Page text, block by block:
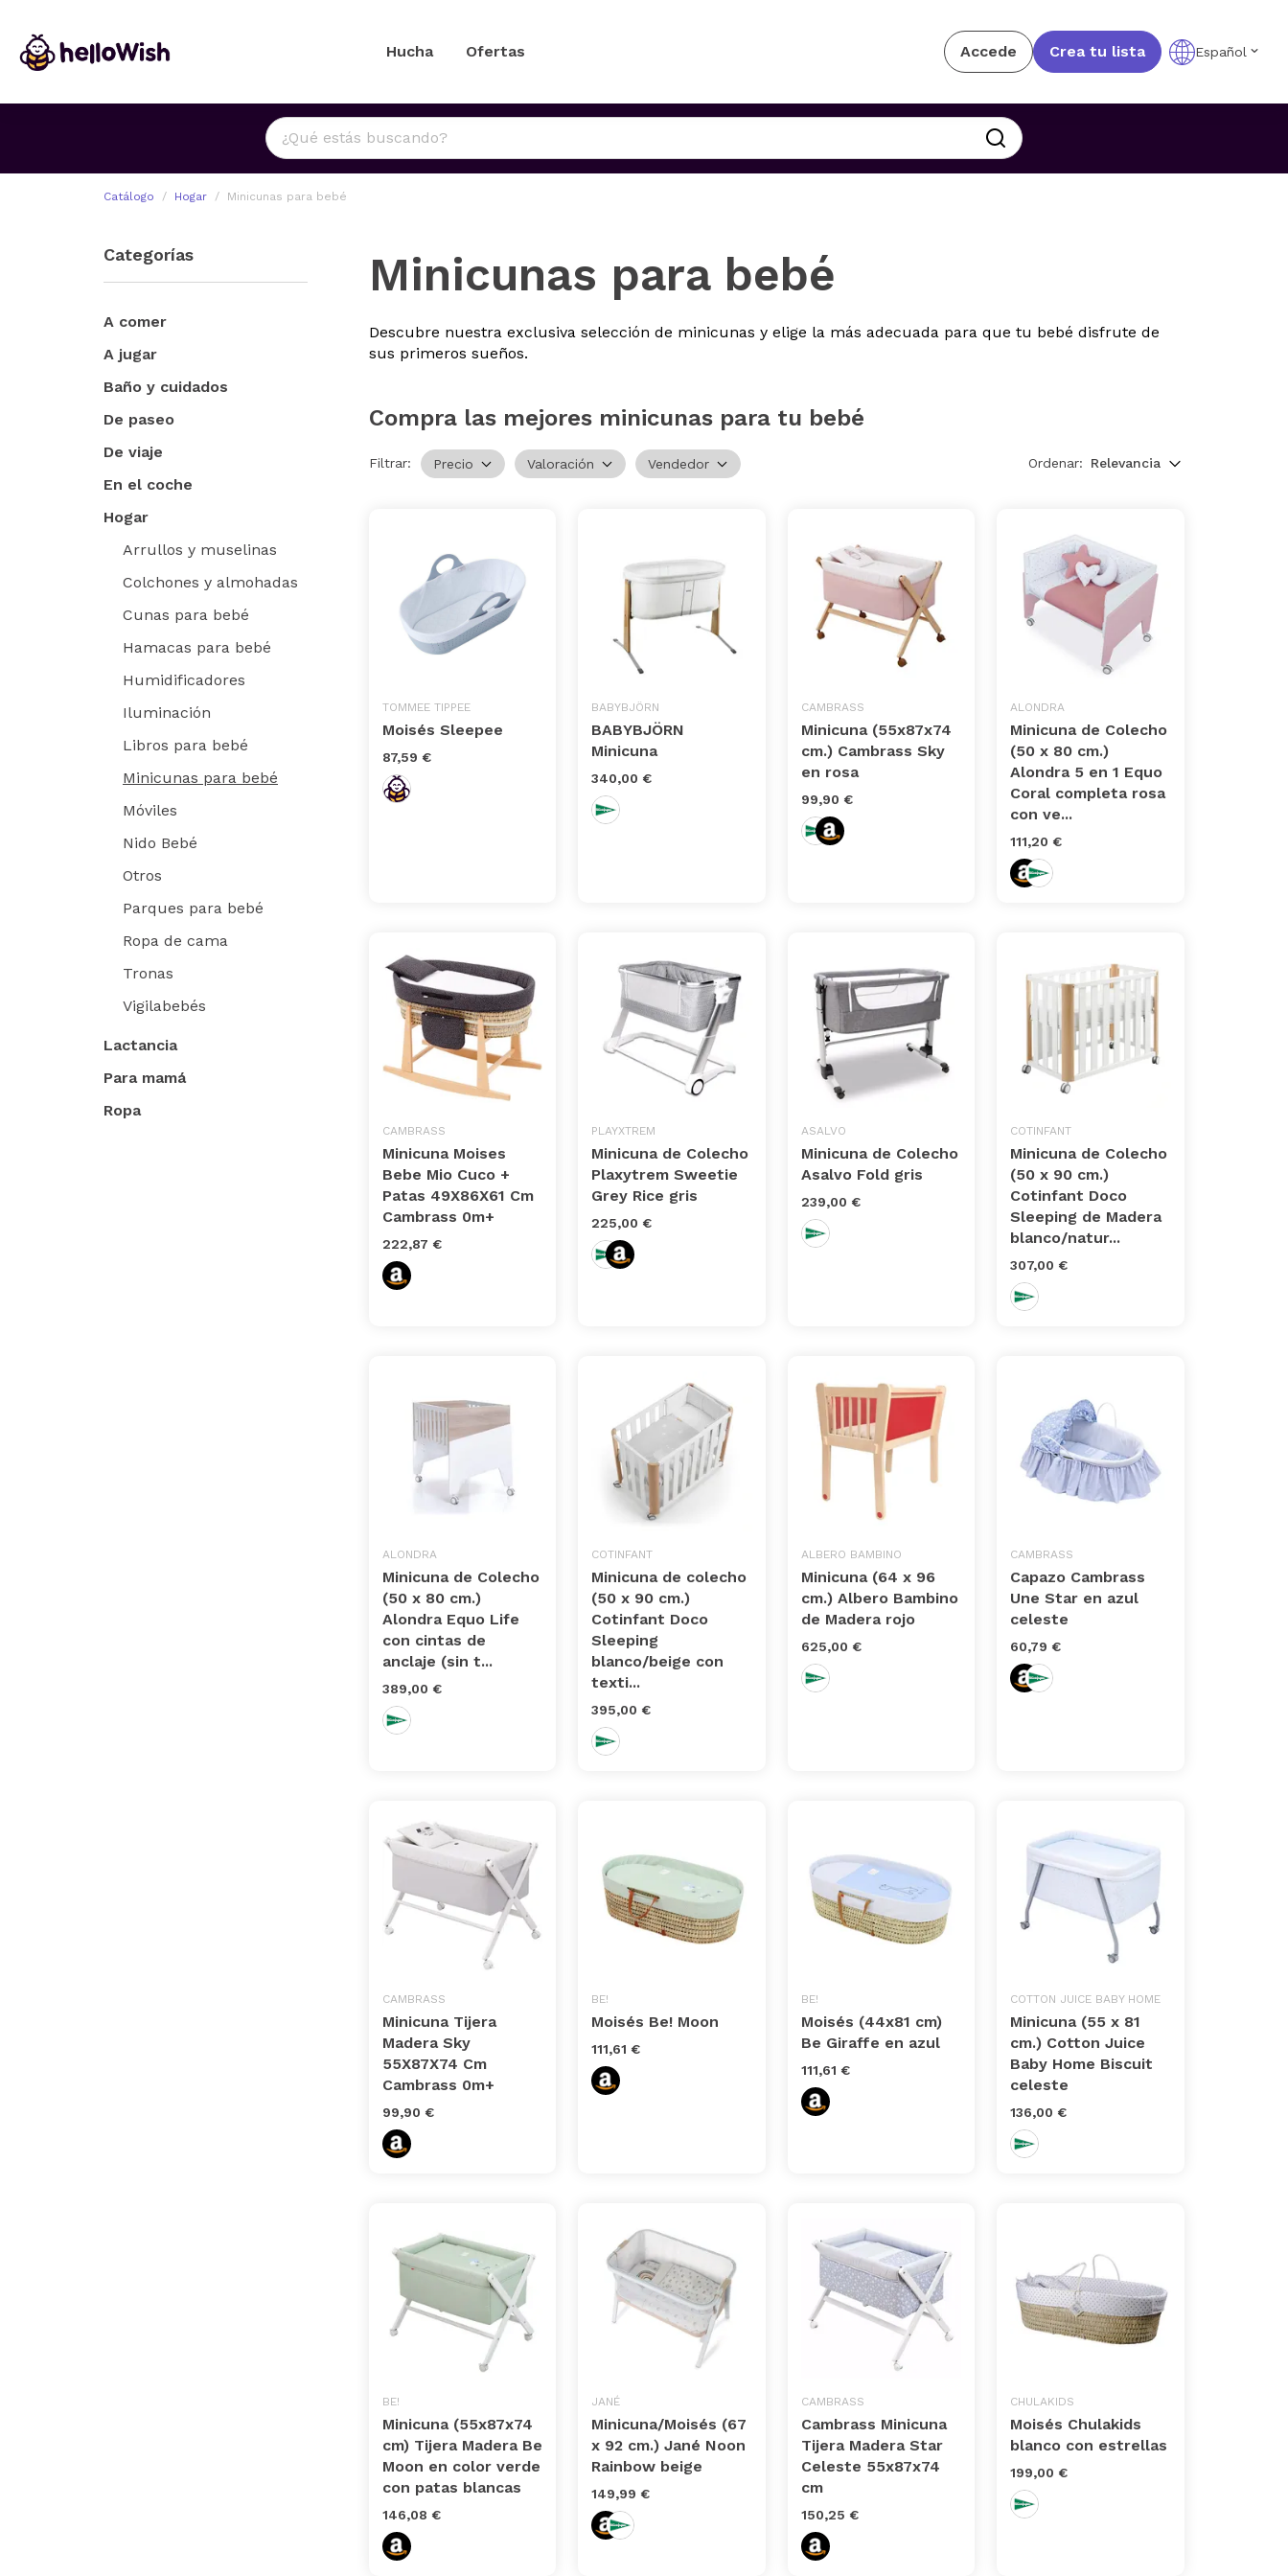
Hucha Ofertas Accede Crea tu lista Español
Catálogo Hogar Minicunas para bebé
Categorías
A comer
A jugar
Baño y cuidados
De paseo
De viaje
En el coche
Hogar
Arrullos y muselinas
Colchones y almohadas
Cunas para bebé
Hamacas para bebé
Humidificadores
Iluminación
Libros para bebé
Minicunas para bebé
Móviles
Nido Bebé
Otros
Parques para bebé
Ropa de cama
Tronas
Vigilabebés
Lactancia
Para mamá
Ropa
Minicunas para bebé
Descubre nuestra exclusiva selección de minicunas y elige la más adecuada para que tu bebé disfrute de
sus primeros sueños.
Compra las mejores minicunas para tu bebé
Filtrar: Precio Valoración Vendedor Ordenar: Relevancia
TOMMEE TIPPEE
Moisés Sleepee
87,59 €
BABYBJÖRN
BABYBJÖRN
Minicuna
340,00 €
CAMBRASS
Minicuna (55x87x74
cm.) Cambrass Sky
en rosa
99,90 €
ALONDRA
Minicuna de Colecho
(50 x 80 cm.)
Alondra 5 en 1 Equo
Coral completa rosa
con ve...
111,20 €
CAMBRASS
Minicuna Moises
Bebe Mio Cuco +
Patas 49X86X61 Cm
Cambrass 0m+
222,87 €
PLAYXTREM
Minicuna de Colecho
Plaxytrem Sweetie
Grey Rice gris
225,00 €
ASALVO
Minicuna de Colecho
Asalvo Fold gris
239,00 €
COTINFANT
Minicuna de Colecho
(50 x 90 cm.)
Cotinfant Doco
Sleeping de Madera
blanco/natur...
307,00 €
ALONDRA
Minicuna de Colecho
(50 x 80 cm.)
Alondra Equo Life
con cintas de
anclaje (sin t...
389,00 €
COTINFANT
Minicuna de colecho
(50 x 90 cm.)
Cotinfant Doco
Sleeping
blanco/beige con
texti...
395,00 €
ALBERO BAMBINO
Minicuna (64 x 96
cm.) Albero Bambino
de Madera rojo
625,00 €
CAMBRASS
Capazo Cambrass
Une Star en azul
celeste
60,79 €
CAMBRASS
Minicuna Tijera
Madera Sky
55X87X74 Cm
Cambrass 0m+
99,90 €
BE!
Moisés Be! Moon
111,61 €
BE!
Moisés (44x81 cm)
Be Giraffe en azul
111,61 €
COTTON JUICE BABY HOME
Minicuna (55 x 81
cm.) Cotton Juice
Baby Home Biscuit
celeste
136,00 €
BE!
Minicuna (55x87x74
cm) Tijera Madera Be
Moon en color verde
con patas blancas
146,08 €
JANÉ
Minicuna/Moisés (67
x 92 cm.) Jané Noon
Rainbow beige
149,99 €
CAMBRASS
Cambrass Minicuna
Tijera Madera Star
Celeste 55x87x74
cm
150,25 €
CHULAKIDS
Moisés Chulakids
blanco con estrellas
199,00 €